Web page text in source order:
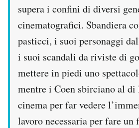
supera i confini di diversi
cinematografici. Sbandiera
pasticci, i suoi personaggi
i suoi scandali da riviste di
mettere in piedi uno
mentre i Coen sbirciano al di
cinema per far vedere
lavoro necessaria per fare un